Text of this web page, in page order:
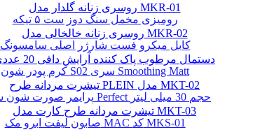
رومیزی مخمل سنگ دوز ست ۵ تیکه
کابل میکرو فست شارژر اصلی سامسونگ
کرم پودر شون S02 سری Smoothing Matt
پرایمر صورت شون سری Perfect حجم 30 میلی لیتر
صابون لیفت ابرو مک MAC کد MKS-01
روسری زنانه گلدار مدل MKR-01
روسری زنانه خالخالی مدل MKR-02
دستمال مرطوب پاک کننده آرایش دافی 20 عددی
تیشرت مردانه طرح PLEIN مدل MKT-02
تیشرت مردانه طرح کارت مدل MKT-03